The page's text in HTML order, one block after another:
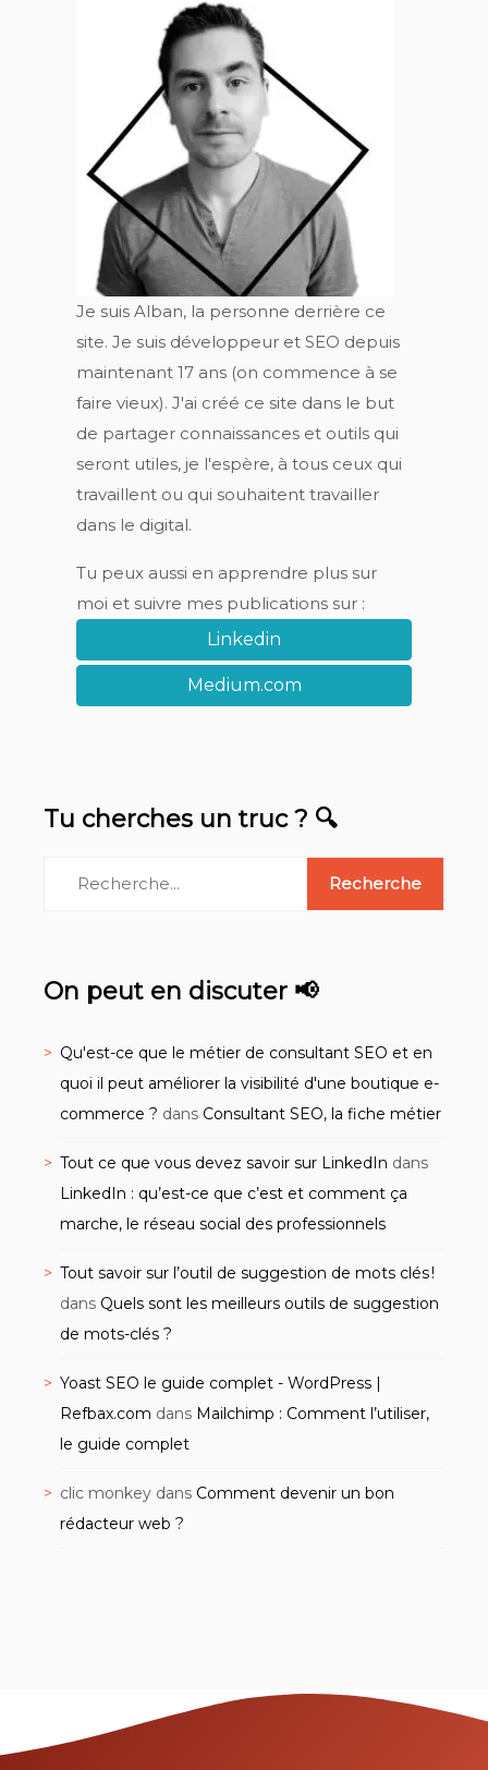
Je suis Alban, la personne derrière ce
site. Je suis développeur et SEO depuis
maintenant 17 ans (on commence à se
faire vieux). J'ai créé ce site dans le but
de partager connaissances et outils qui
seront utiles, je l'espère, à tous ceux qui
travaillent ou qui souhaitent travailler
dans le digital.
Tu peux aussi en apprendre plus sur
moi et suivre mes publications sur :
Linkedin
Medium.com
Tu cherches un truc ? 🔍
On peut en discuter 📢
Qu'est-ce que le métier de consultant SEO et en
quoi il peut améliorer la visibilité d'une boutique e-
commerce ? dans Consultant SEO, la fiche métier
Tout ce que vous devez savoir sur LinkedIn dans
LinkedIn : qu’est-ce que c’est et comment ça
marche, le réseau social des professionnels
Tout savoir sur l’outil de suggestion de mots clés !
dans Quels sont les meilleurs outils de suggestion
de mots-clés ?
Yoast SEO le guide complet - WordPress |
Refbax.com dans Mailchimp : Comment l’utiliser,
le guide complet
clic monkey dans Comment devenir un bon
rédacteur web ?